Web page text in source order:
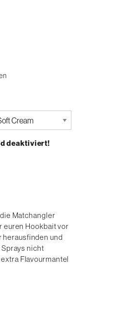
deaktiviert!
Matchangler
euren Hookbait vor
herausfinden und
nicht
Flavourmantel